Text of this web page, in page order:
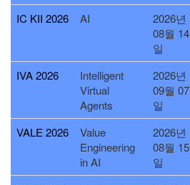
IC KII 2026 AI
2026년
08월 14
일
IVA 2026
Intelligent
Virtual
Agents
2026년
09월 07
일
VALE 2026
Value
Engineering
in AI
2026년
08월 15
일